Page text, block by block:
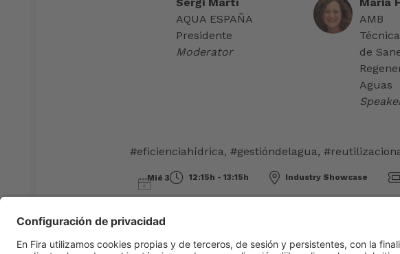
AMB
de
Aguas
AQUA ESPAÑA
Presidente
Moderator
#eficienciahídrica, #gestióndelagua,
Mié 3 12:15h - 13:15h Industry Showcase